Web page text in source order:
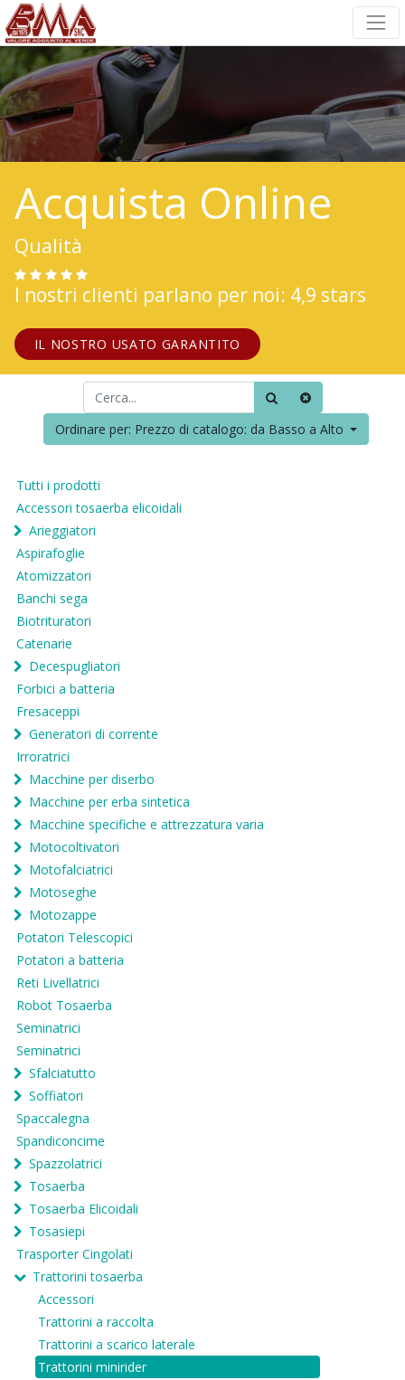
Acquista Online
Qualità
I nostri clienti parlano per noi: 4,9 stars
IL NOSTRO USATO GARANTITO
Ordinare per: Prezzo di catalogo: da Basso a Alto
Tutti i prodotti
Accessori tosaerba elicoidali
Arieggiatori
Aspirafoglie
Atomizzatori
Banchi sega
Biotrituratori
Catenarie
Decespugliatori
Forbici a batteria
Fresaceppi
Generatori di corrente
Irroratrici
Macchine per diserbo
Macchine per erba sintetica
Macchine specifiche e attrezzatura varia
Motocoltivatori
Motofalciatrici
Motoseghe
Motozappe
Potatori Telescopici
Potatori a batteria
Reti Livellatrici
Robot Tosaerba
Seminatrici
Seminatrici
Sfalciatutto
Soffiatori
Spaccalegna
Spandiconcime
Spazzolatrici
Tosaerba
Tosaerba Elicoidali
Tosasiepi
Trasporter Cingolati
Trattorini tosaerba
Accessori
Trattorini a raccolta
Trattorini a scarico laterale
Trattorini minirider